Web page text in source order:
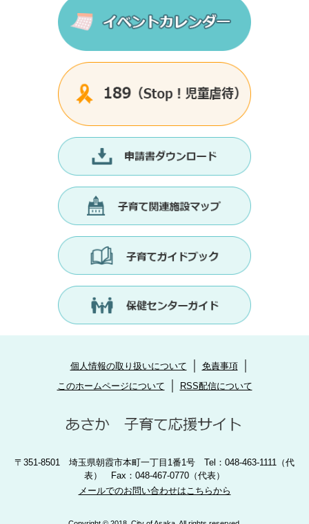
個人情報の取り扱いについて
免責事項
このホームページについて
RSS配信について
〒351-8501 埼玉県朝霞市本町一丁目1番1号 Tel：048-463-1111（代
表） Fax：048-467-0770（代表）
メールでのお問い合わせはこちらから